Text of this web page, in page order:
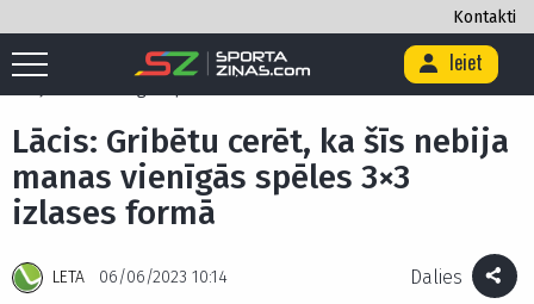
Kontakti
Ieiet
Sākums Basketbols / 3x3 basketbols
Lācis: Gribētu cerēt, ka šīs
Lācis: Gribētu cerēt, ka šīs nebija
manas vienīgās spēles 3×3
izlases formā
LETA 06/06/2023 10:14 Dalies